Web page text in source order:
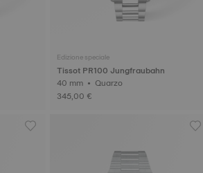
Edizione speciale
Tissot PR100 Jungfraubahn
40 mm • Quarzo
345,00 €